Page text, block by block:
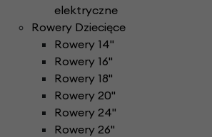
Rowery Składane
Rowery Tandem
Rowery Trójkołowe
Rowerki biegowe
Rowery Cargo / transportowe
Części do rowerów elektrycznych
Dzwonki rowerowe
F oteliki rowerowe
Hamulce rowerowe
Kasety i wolnobiegi
Kaski rowerowe
elektryczne
Rowery Dziecięce
Rowery 14''
Rowery 16''
Rowery 18''
Rowery 20''
Rowery 24''
Rowery 26"